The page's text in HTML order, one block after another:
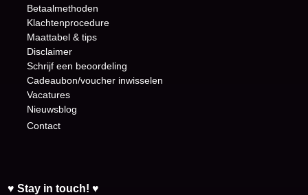
Betaalmethoden
Klachtenprocedure
Maattabel & tips
Disclaimer
Schrijf een beoordeling
Cadeaubon/voucher inwisselen
Vacatures
Nieuwsblog
Contact
♥ Stay in touch! ♥